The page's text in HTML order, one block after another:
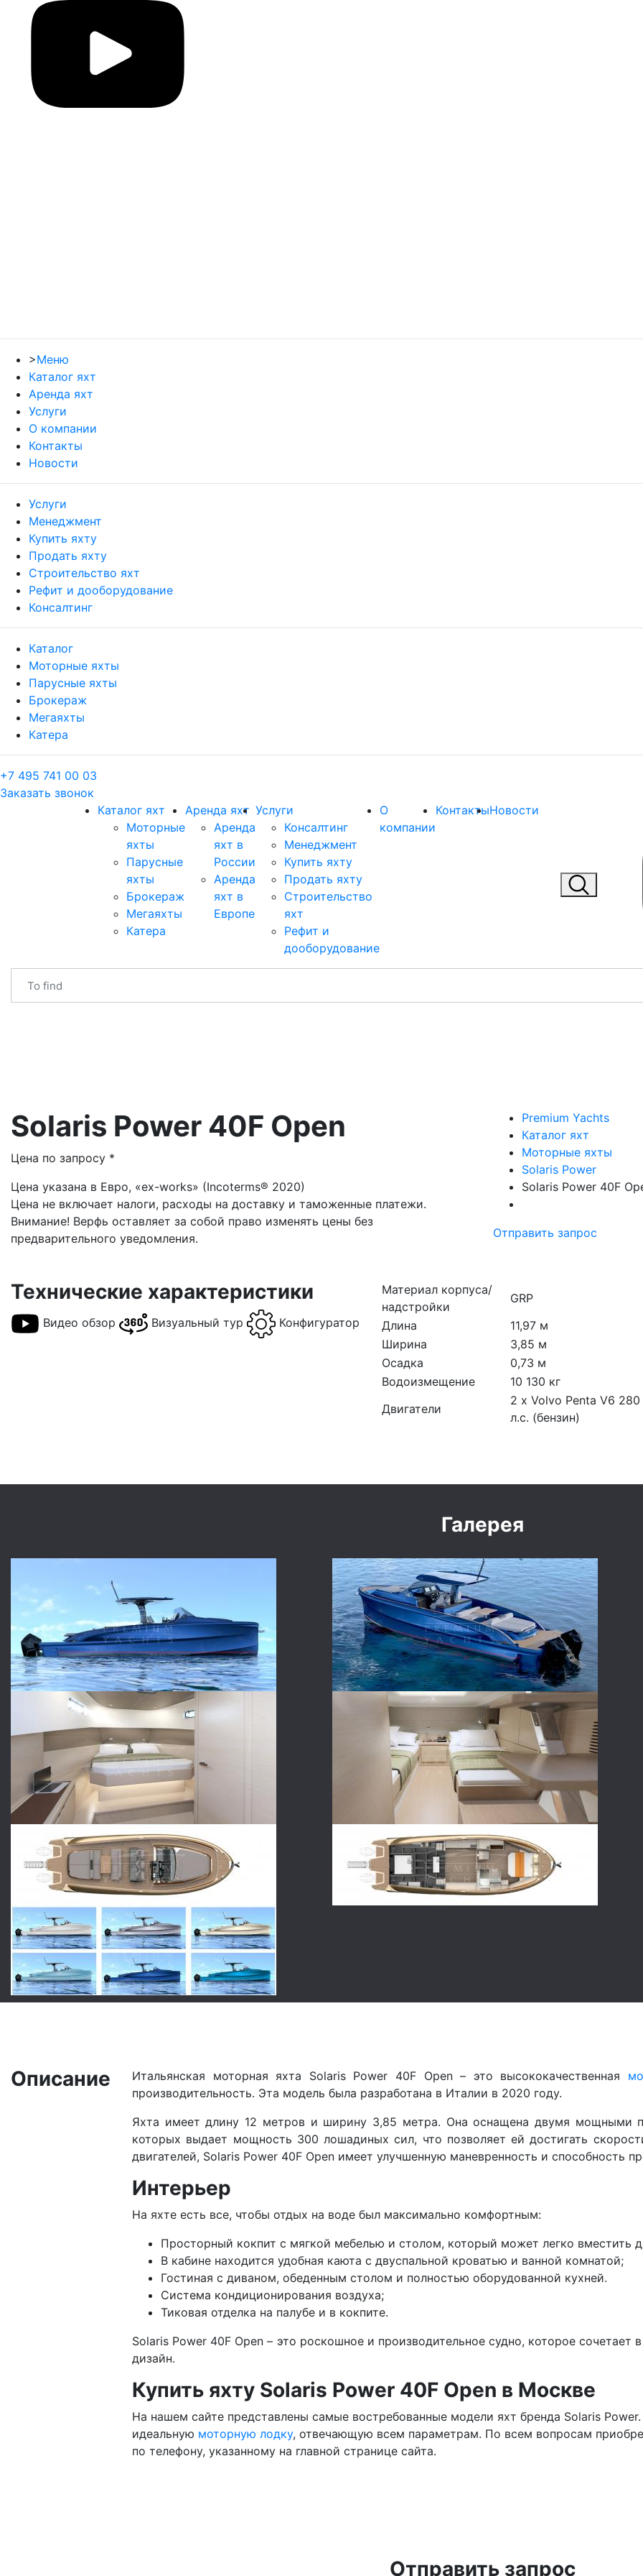
>Меню
Каталог яхт
Аренда яхт
Услуги
О компании
Контакты
Новости
Услуги
Менеджмент
Купить яхту
Продать яхту
Строительство яхт
Рефит и дооборудование
Консалтинг
Каталог
Моторные яхты
Парусные яхты
Брокераж
Мегаяхты
Катера
+7 495 741 00 03
Заказать звонок
Каталог яхт
Моторные
яхты
Парусные
яхты
Брокераж
Мегаяхты
Катера
Аренда яхт
Аренда
яхт в
России
Аренда
яхт в
Европе
Услуги
Консалтинг
Менеджмент
Купить яхту
Продать яхту
Строительство
яхт
Рефит и
дооборудование
О
компании
КонтактыНовости
Solaris Power 40F Open
Цена по запросу *
Цена указана в Евро, «ex-works» (Incoterms® 2020)
Цена не включает налоги, расходы на доставку и таможенные платежи.
Внимание! Верфь оставляет за собой право изменять цены без
предварительного уведомления.
Premium Yachts
Каталог яхт
Моторные яхты
Solaris Power
Solaris Power 40F
Отправить запрос
Технические характеристики
Видео обзор Визуальный тур Конфигуратор
Материал корпуса/
надстройки
GRP
Длина
11,97 м
Ширина
3,85 м
Осадка
0,73 м
Водоизмещение
10 130 кг
Двигатели
2 x Volvo Penta V6 280
л.с. (бензин)
Галерея
Описание Итальянская моторная яхта Solaris Power 40F Open – это высококачественная
производительность. Эта модель была разработана в Италии в 2020 году.
Яхта имеет длину 12 метров и ширину 3,85 метра. Она оснащена двумя мощными
которых выдает мощность 300 лошадиных сил, что позволяет ей достигать
двигателей, Solaris Power 40F Open имеет улучшенную маневренность и способность
Интерьер
На яхте есть все, чтобы отдых на воде был максимально комфортным:
Просторный кокпит с мягкой мебелью и столом, который может легко вместить
В кабине находится удобная каюта с двуспальной кроватью и ванной комнатой;
Гостиная с диваном, обеденным столом и полностью оборудованной кухней.
Система кондиционирования воздуха;
Тиковая отделка на палубе и в кокпите.
Solaris Power 40F Open – это роскошное и производительное судно, которое
дизайн.
Купить яхту Solaris Power 40F Open в Москве
На нашем сайте представлены самые востребованные модели яхт бренда Solaris
идеальную моторную лодку, отвечающую всем параметрам. По всем вопросам
по телефону, указанному на главной странице сайта.
Отправить запрос